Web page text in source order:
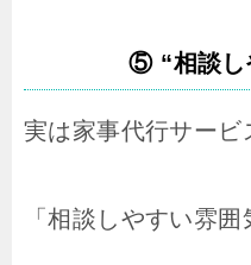
⑤ “相談し
実は家事代行サービ
「相談しやすい雰囲